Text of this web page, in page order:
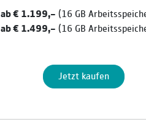
ab € 1.199,– (16 GB
ab € 1.499,– (16 GB
Jetzt kaufen